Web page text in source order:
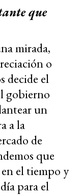
que
mirada,
o
decide el
gobierno
un
a la
de
que
en el tiempo y
para el